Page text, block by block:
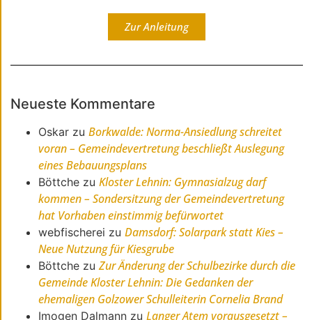
Zur Anleitung
Neueste Kommentare
Oskar zuBorkwalde: Norma-Ansiedlung schreitet
voran – Gemeindevertretung beschließt Auslegung
eines Bebauungsplans
Böttche zuKloster Lehnin: Gymnasialzug darf
kommen – Sondersitzung der Gemeindevertretung
hat Vorhaben einstimmig befürwortet
webfischerei zuDamsdorf: Solarpark statt Kies –
Neue Nutzung für Kiesgrube
Böttche zuZur Änderung der Schulbezirke durch die
Gemeinde Kloster Lehnin: Die Gedanken der
ehemaligen Golzower Schulleiterin Cornelia Brand
Imogen Dalmann zuLanger Atem vorausgesetzt –